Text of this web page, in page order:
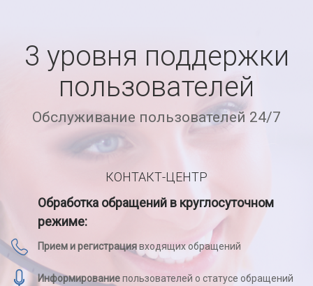
3 уровня поддержки
пользователей
Обслуживание пользователей 24/7
КОНТАКТ-ЦЕНТР
Обработка обращений в круглосуточном
режиме:
Прием и регистрациявходящих обращений
Информированиепользователей о статусе обращений